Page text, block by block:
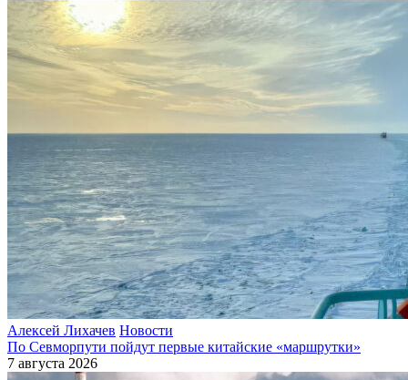
Алексей Лихачев Новости
По Севморпути пойдут первые китайские «маршрутки»
7 августа 2026